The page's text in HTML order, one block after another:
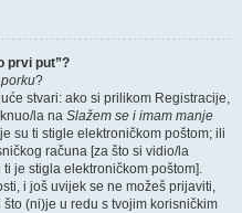
prvi put”?
?
stvari: ako si prilikom Registracije,
la na Slažem se i imam manje
su ti stigle elektroničkom poštom; ili
računa [za što si vidio/la
je stigla elektroničkom poštom].
i još uvijek se ne možeš prijaviti,
(ni)je u redu s tvojim korisničkim